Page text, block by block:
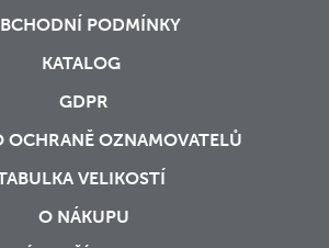
PODMÍNKY
KATALOG
GDPR
OCHRANĚ OZNAMOVATELŮ
VELIKOSTÍ
O NÁKUPU